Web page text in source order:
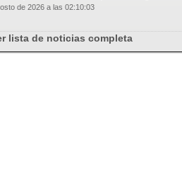
de 2026 a las 02:10:03
lista de noticias completa